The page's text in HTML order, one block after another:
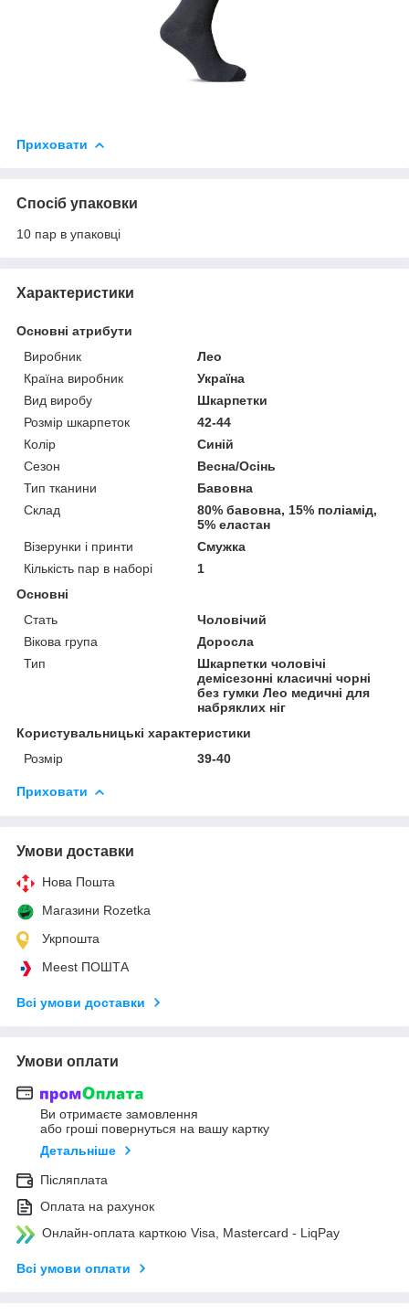
Приховати
Спосіб упаковки
10 пар в упаковці
Характеристики
Основні атрибути
Виробник
Лео
Країна виробник
Україна
Вид виробу
Шкарпетки
Розмір шкарпеток
42-44
Колір
Синій
Сезон
Весна/Осінь
Тип тканини
Бавовна
Склад
80% бавовна, 15% поліамід,
5% еластан
Візерунки і принти
Смужка
Кількість пар в наборі
1
Основні
Стать
Чоловічий
Вікова група
Доросла
Тип
Шкарпетки чоловічі
демісезонні класичні чорні
без гумки Лео медичні для
набряклих ніг
Користувальницькі характеристики
Розмір
39-40
Приховати
Умови доставки
Нова Пошта
Магазини Rozetka
Укрпошта
Meest ПОШТА
Всі умови доставки
Умови оплати
Ви отримаєте замовлення
або гроші повернуться на вашу картку
Детальніше
Післяплата
Оплата на рахунок
Онлайн-оплата карткою Visa, Mastercard - LiqPay
Всі умови оплати